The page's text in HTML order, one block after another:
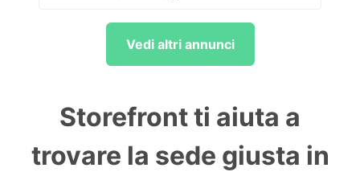
Vedi altri annunci
Storefront ti aiuta a
trovare la sede giusta in